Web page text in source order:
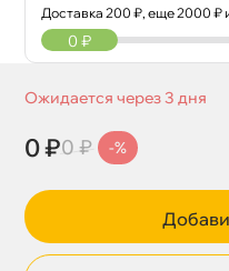
Доставка200 ₽, еще2000 ₽
0 ₽
Ожидается через 3 дня
0 ₽0 ₽ -%